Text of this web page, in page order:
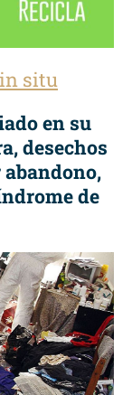
situ
en su
desechos
de